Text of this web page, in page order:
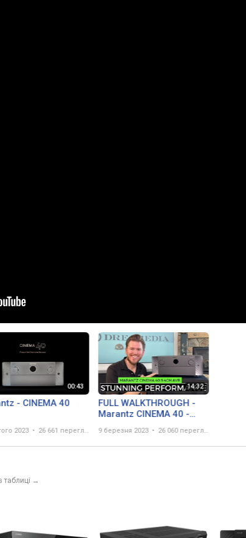
- CINEMA 40
2023 26 661 перегляд
FULL WALKTHROUGH -
Marantz CINEMA 40 -
Home Theater Receiver
9 березня 2023 26 060 переглядів
таблиці →